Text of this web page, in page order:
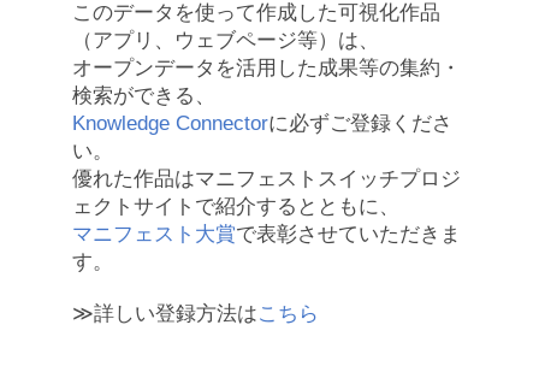
このデータを使って作成した可視化作品
（アプリ、ウェブページ等）は、
オープンデータを活用した成果等の集約・
検索ができる、
Knowledge Connectorに必ずご登録くださ
い。
優れた作品はマニフェストスイッチプロジ
ェクトサイトで紹介するとともに、
マニフェスト大賞で表彰させていただきま
す。
≫詳しい登録方法はこちら